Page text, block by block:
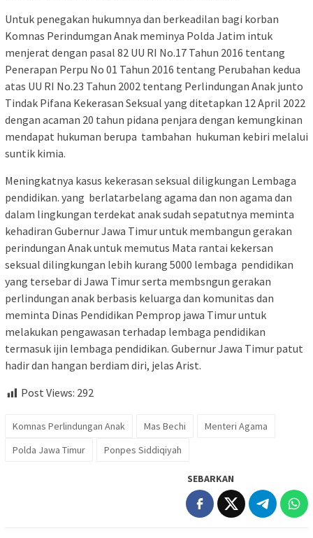
Untuk penegakan hukumnya dan berkeadilan bagi korban
Komnas Perindumgan Anak meminya Polda Jatim intuk
menjerat dengan pasal 82 UU RI No.17 Tahun 2016 tentang
Penerapan Perpu No 01 Tahun 2016 tentang Perubahan kedua
atas UU RI No.23 Tahun 2002 tentang Perlindungan Anak junto
Tindak Pifana Kekerasan Seksual yang ditetapkan 12 April 2022
dengan acaman 20 tahun pidana penjara dengan kemungkinan
mendapat hukuman berupa tambahan hukuman kebiri melalui
suntik kimia.
Meningkatnya kasus kekerasan seksual diligkungan Lembaga
pendidikan. yang berlatarbelang agama dan non agama dan
dalam lingkungan terdekat anak sudah sepatutnya meminta
kehadiran Gubernur Jawa Timur untuk membangun gerakan
perindungan Anak untuk memutus Mata rantai kekersan
seksual dilingkungan lebih kurang 5000 lembaga pendidikan
yang tersebar di Jawa Timur serta membsngun gerakan
perlindungan anak berbasis keluarga dan komunitas dan
meminta Dinas Pendidikan Pemprop jawa Timur untuk
melakukan pengawasan terhadap lembaga pendidikan
termasuk ijin lembaga pendidikan. Gubernur Jawa Timur patut
hadir dan hangan berdiam diri, jelas Arist.
Post Views: 292
Komnas Perlindungan Anak Mas Bechi
Menteri Agama
Polda Jawa Timur
Ponpes Siddiqiyah
SEBARKAN